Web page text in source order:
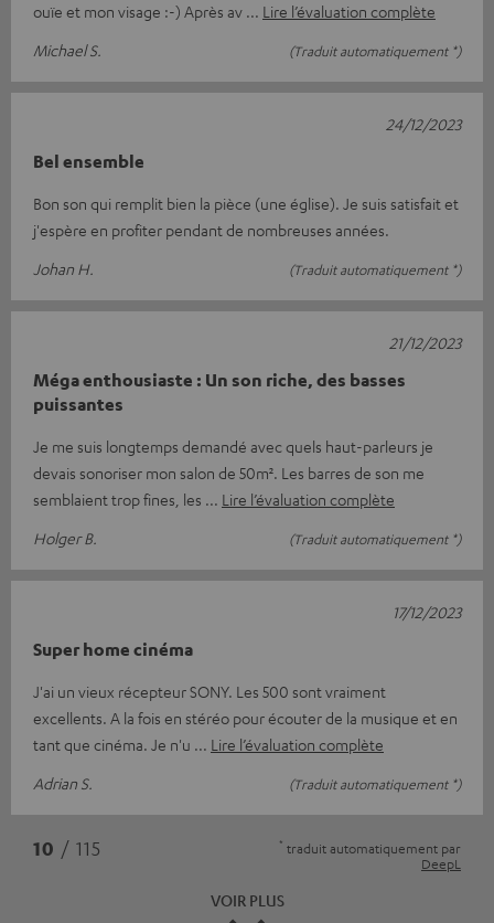
ouïe et mon visage :-) Après av
Lire l’évaluation complète
Michael S.
(Traduit automatiquement *)
Bel ensemble
Bon son qui remplit bien la pièce (une église). Je suis satisfait et
j'espère en profiter pendant de nombreuses années.
Johan H.
(Traduit automatiquement *)
24/12/2023
Méga enthousiaste : Un son riche, des basses
puissantes
Je me suis longtemps demandé avec quels haut-parleurs je
devais sonoriser mon salon de 50m². Les barres de son me
semblaient trop fines, les
Lire l’évaluation complète
Holger B.
(Traduit automatiquement *)
21/12/2023
Super home cinéma
J'ai un vieux récepteur SONY. Les 500 sont vraiment
excellents. A la fois en stéréo pour écouter de la musique et en
tant que cinéma. Je n'u
Lire l’évaluation complète
Adrian S.
(Traduit automatiquement *)
17/12/2023
10 / 115 * traduit automatiquement par
DeepL
VOIR PLUS